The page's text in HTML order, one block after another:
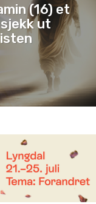
(16) et
ut